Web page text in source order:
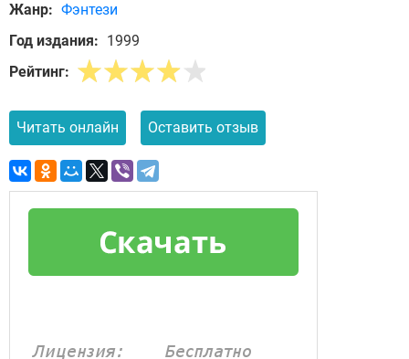
Жанр: Фэнтези
Год издания: 1999
Рейтинг:
Читать онлайн Оставить отзыв